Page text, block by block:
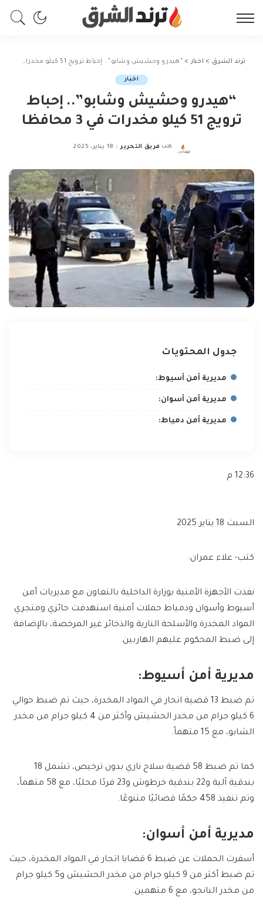
ترند الشرق > اخبار >“هيدرو وحشيش وشابو”.. إحباط ترويج 51 كيلو مخدرات في 3 محافظا
اخبار
“هيدرو وحشيش وشابو”.. إحباط
ترويج 51 كيلو مخدرات في 3 محافظا
Posted
كتب فريق التحرير 18 يناير، 2025
جدول المحتويات
مديرية أمن أسيوط:
مديرية أمن أسوان:
مديرية أمن دمياط:
12:36 م
السبت 18 يناير 2025
كتب- علاء عمران:
نفذت الأجهزة الأمنية بوزارة الداخلية بالتعاون مع مديريات أمن
أسيوط وأسوان ودمياط حملات أمنية استهدفت حائزي ومتجري
المواد المخدرة والأسلحة النارية والذخائر غير المرخصة، بالإضافة
إلى ضبط المحكوم عليهم الهاربين.
مديرية أمن أسيوط:
تم ضبط 13 قضية اتجار في المواد المخدرة، حيث تم ضبط حوالي
6 كيلو جرام من مخدر الحشيش وأكثر من 4 كيلو جرام من مخدر
الشابو، مع 15 متهماً.
كما تم ضبط 58 قضية سلاح ناري بدون ترخيص، تشمل 18
بندقية آلية و22 بندقية خرطوش و23 فردًا محليًا، مع 58 متهماً،
وتم تنفيذ 458 حكمًا قضائيًا متنوعًا.
مديرية أمن أسوان:
أسفرت الحملات عن ضبط 6 قضايا اتجار في المواد المخدرة، حيث
تم ضبط أكثر من 9 كيلو جرام من مخدر الحشيش و5 كيلو جرام
من مخدر البانجو، مع 6 متهمين.